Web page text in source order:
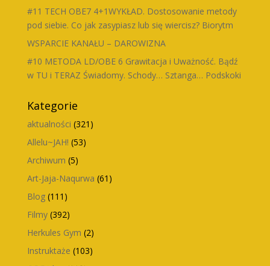
#11 TECH OBE7 4+1WYKŁAD. Dostosowanie metody
pod siebie. Co jak zasypiasz lub się wiercisz? Biorytm
WSPARCIE KANAŁU – DAROWIZNA
#10 METODA LD/OBE 6 Grawitacja i Uważność. Bądź
w TU i TERAZ Świadomy. Schody… Sztanga… Podskoki
Kategorie
aktualności (321)
Allelu~JAH! (53)
Archiwum (5)
Art-Jaja-Naqurwa (61)
Blog(111)
Filmy(392)
Herkules Gym (2)
Instruktaże (103)